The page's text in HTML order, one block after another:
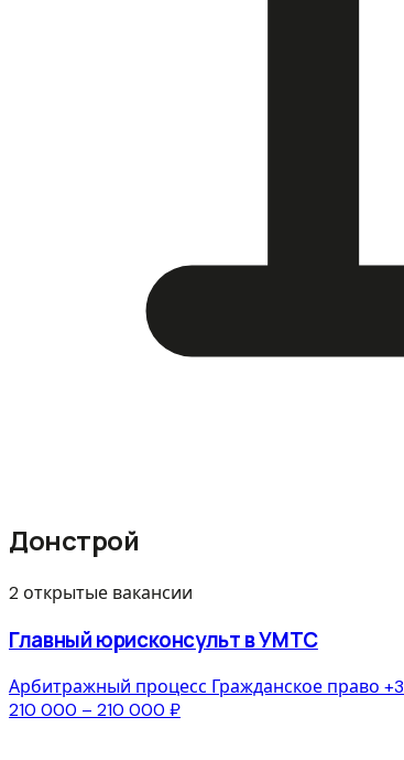
Донстрой
2 открытые вакансии
Главный юрисконсульт в УМТС
Арбитражный процесс Гражданское право +3
210 000 – 210 000 ₽